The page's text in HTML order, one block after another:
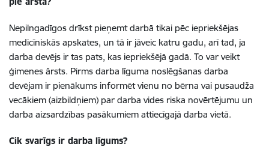
Nepilngadīgos drīkst pieņemt darbā tikai pēc iepriekšējas
medicīniskās apskates, un tā ir jāveic katru gadu, arī tad, ja
darba devējs ir tas pats, kas iepriekšējā gadā. To var veikt
ģimenes ārsts. Pirms darba līguma noslēgšanas darba
devējam ir pienākums informēt vienu no bērna vai pusaudža
vecākiem (aizbildņiem) par darba vides riska novērtējumu un
darba aizsardzības pasākumiem attiecīgajā darba vietā.
Cik svarīgs ir darba līgums?